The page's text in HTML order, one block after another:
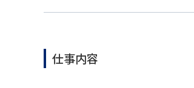
仕事内容